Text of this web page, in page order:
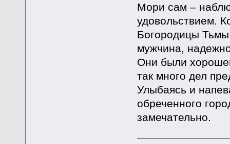
Мори сам –
удовольствием.
Богородицы
мужчина,
Они были
так много дел
Улыбаясь и
обреченного
замечательно.